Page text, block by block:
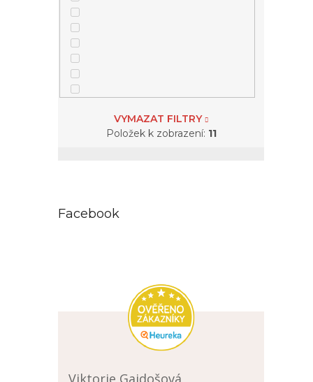
kytara
kytička
kytičky
2
madonka
VYMAZAT FILTRY
Položek k zobrazení: 11
Facebook